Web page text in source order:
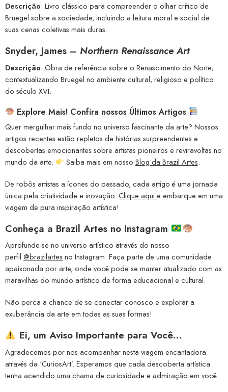
Descrição: Livro clássico para compreender o olhar crítico de
Bruegel sobre a sociedade, incluindo a leitura moral e social de
suas cenas coletivas mais duras.
Snyder, James – Northern Renaissance Art
Descrição: Obra de referência sobre o Renascimento do Norte,
contextualizando Bruegel no ambiente cultural, religioso e político
do século XVI.
Explore Mais! Confira nossos Últimos Artigos
Quer mergulhar mais fundo no universo fascinante da arte? Nossos
artigos recentes estão repletos de histórias surpreendentes e
descobertas emocionantes sobre artistas pioneiros e reviravoltas no
mundo da arte.
Saiba mais em nosso Blog da Brazil Artes.
De robôs artistas a ícones do passado, cada artigo é uma jornada
única pela criatividade e inovação. Clique aqui e embarque em uma
viagem de pura inspiração artística!
Conheça a Brazil Artes no Instagram
Aprofunde-se no universo artístico através do nosso
perfil @brazilartes no Instagram. Faça parte de uma comunidade
apaixonada por arte, onde você pode se manter atualizado com as
maravilhas do mundo artístico de forma educacional e cultural.
Não perca a chance de se conectar conosco e explorar a
exuberância da arte em todas as suas formas!
Ei, um Aviso Importante para Você…
Agradecemos por nos acompanhar nesta viagem encantadora
através da ‘CuriosArt’. Esperamos que cada descoberta artística
tenha acendido uma chama de curiosidade e admiração em você.